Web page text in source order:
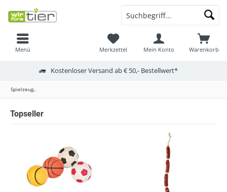
Menü Warenkorb
Merkzettel Mein Konto
Kostenloser Versand ab € 50,- Bestellwert*
Spielzeug..
Topseller